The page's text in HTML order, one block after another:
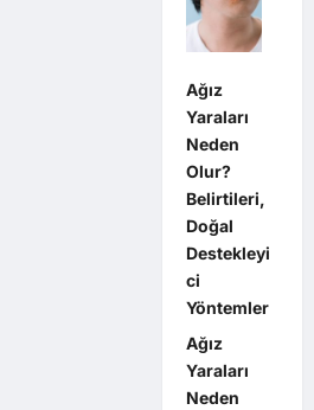
Ağız
Yaraları
Neden
Olur?
Belirtileri,
Doğal
Destekleyi
ci
Yöntemler
Ağız
Yaraları
Neden